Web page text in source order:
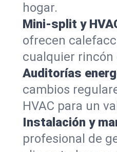
hogar.
Mini-split y
ofrecen
cualquier rincón
Auditorías
cambios
HVAC para un
Instalación y
profesional de